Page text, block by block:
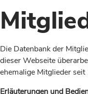
Die Datenbank der
dieser Webseite
ehemalige Mitglieder
Erläuterungen und